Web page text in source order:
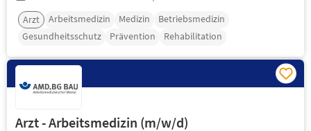
Arzt Arbeitsmedizin Medizin
Betriebsmedizin
Gesundheitsschutz
Prävention Rehabilitation
Arzt - Arbeitsmedizin (m/w/d)